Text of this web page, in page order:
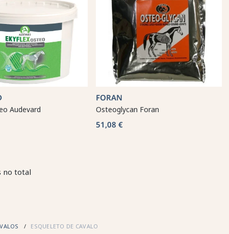
Audevard
FORAN
Osteoglycan Foran
51,08 €
no total
ESQUELETO DE CAVALO